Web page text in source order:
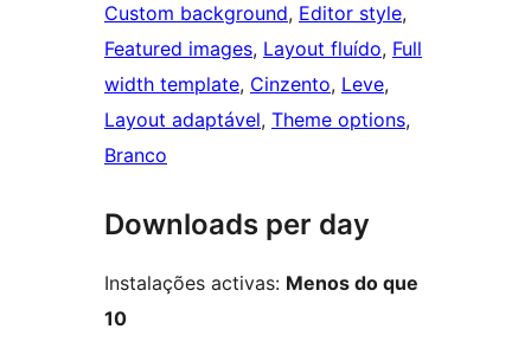
Custom background, Editor style
Featured images, Layout fluído, Full
width template, Cinzento, Leve
Layout adaptável, Theme options
Branco
Downloads per day
Instalações activas: Menos do que
10